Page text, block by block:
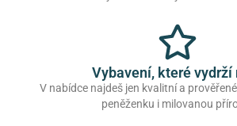
Vybavení, které vydrží
V nabídce najdeš jen kvalitní a
peněženku i milovanou